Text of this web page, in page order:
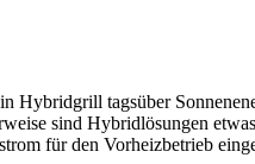
tagsüber
sind Hybridlösungen
für den Vorheizbetrieb